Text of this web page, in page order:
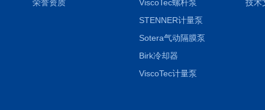
荣誉资质
ViscoTec螺杆泵
STENNER计量泵
Sotera气动隔膜泵
Birk冷却器
ViscoTec计量泵
技术